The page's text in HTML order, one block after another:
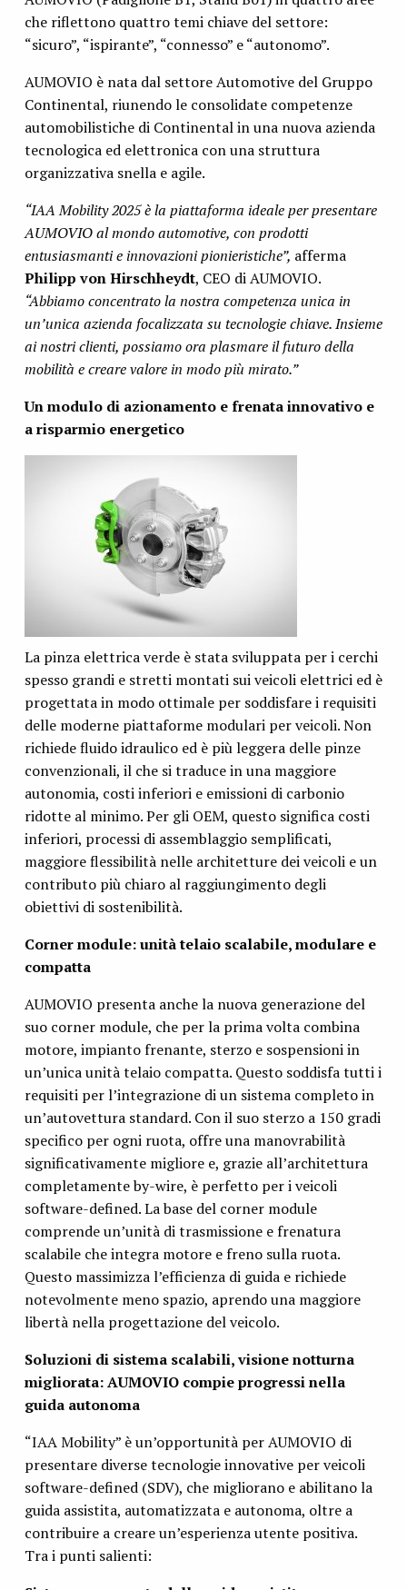
che riflettono quattro temi chiave del settore:
“sicuro”, “ispirante”, “connesso” e “autonomo”.
AUMOVIO è nata dal settore Automotive del Gruppo
Continental, riunendo le consolidate competenze
automobilistiche di Continental in una nuova azienda
tecnologica ed elettronica con una struttura
organizzativa snella e agile.
“IAA Mobility 2025 è la piattaforma ideale per presentare
AUMOVIO al mondo automotive, con prodotti
entusiasmanti e innovazioni pionieristiche”, afferma
Philipp von Hirschheydt, CEO di AUMOVIO.
“Abbiamo concentrato la nostra competenza unica in
un’unica azienda focalizzata su tecnologie chiave. Insieme
ai nostri clienti, possiamo ora plasmare il futuro della
mobilità e creare valore in modo più mirato.”
Un modulo di azionamento e frenata innovativo e
a risparmio energetico
La pinza elettrica verde è stata sviluppata per i cerchi
spesso grandi e stretti montati sui veicoli elettrici ed è
progettata in modo ottimale per soddisfare i requisiti
delle moderne piattaforme modulari per veicoli. Non
richiede fluido idraulico ed è più leggera delle pinze
convenzionali, il che si traduce in una maggiore
autonomia, costi inferiori e emissioni di carbonio
ridotte al minimo. Per gli OEM, questo significa costi
inferiori, processi di assemblaggio semplificati,
maggiore flessibilità nelle architetture dei veicoli e un
contributo più chiaro al raggiungimento degli
obiettivi di sostenibilità.
Corner module: unità telaio scalabile, modulare e
compatta
AUMOVIO presenta anche la nuova generazione del
suo corner module, che per la prima volta combina
motore, impianto frenante, sterzo e sospensioni in
un’unica unità telaio compatta. Questo soddisfa tutti i
requisiti per l’integrazione di un sistema completo in
un’autovettura standard. Con il suo sterzo a 150 gradi
specifico per ogni ruota, offre una manovrabilità
significativamente migliore e, grazie all’architettura
completamente by-wire, è perfetto per i veicoli
software-defined. La base del corner module
comprende un’unità di trasmissione e frenatura
scalabile che integra motore e freno sulla ruota.
Questo massimizza l’efficienza di guida e richiede
notevolmente meno spazio, aprendo una maggiore
libertà nella progettazione del veicolo.
Soluzioni di sistema scalabili, visione notturna
migliorata: AUMOVIO compie progressi nella
guida autonoma
“IAA Mobility” è un’opportunità per AUMOVIO di
presentare diverse tecnologie innovative per veicoli
software-defined (SDV), che migliorano e abilitano la
guida assistita, automatizzata e autonoma, oltre a
contribuire a creare un’esperienza utente positiva.
Tra i punti salienti: